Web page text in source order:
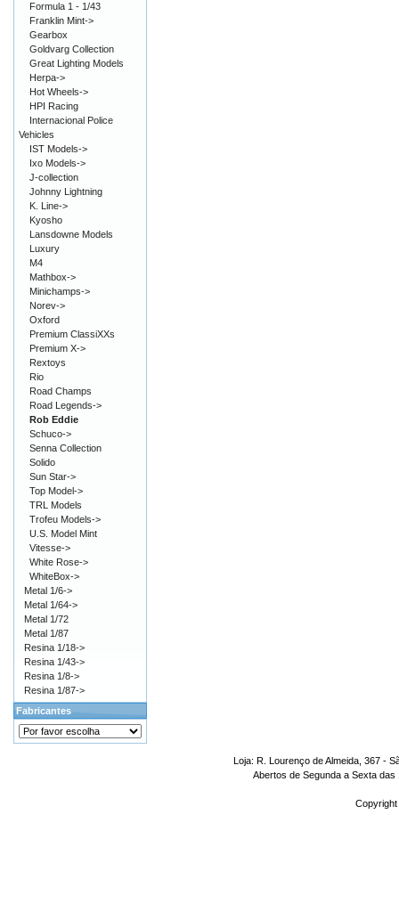
Formula 1 - 1/43
Franklin Mint->
Gearbox
Goldvarg Collection
Great Lighting Models
Herpa->
Hot Wheels->
HPI Racing
Internacional Police
Vehicles
IST Models->
Ixo Models->
J-collection
Johnny Lightning
K. Line->
Kyosho
Lansdowne Models
Luxury
M4
Mathbox->
Minichamps->
Norev->
Oxford
Premium ClassiXXs
Premium X->
Rextoys
Rio
Road Champs
Road Legends->
Rob Eddie
Schuco->
Senna Collection
Solido
Sun Star->
Top Model->
TRL Models
Trofeu Models->
U.S. Model Mint
Vitesse->
White Rose->
WhiteBox->
Metal 1/6->
Metal 1/64->
Metal 1/72
Metal 1/87
Resina 1/18->
Resina 1/43->
Resina 1/8->
Resina 1/87->
Fabricantes
Loja: R. Lourenço de Almeida, 367 -
Abertos de Segunda a Sexta